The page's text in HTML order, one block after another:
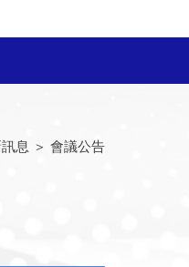
息 ＞ 會議公告